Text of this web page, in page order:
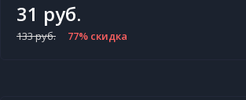
31 руб.
133 руб. 77% скидка